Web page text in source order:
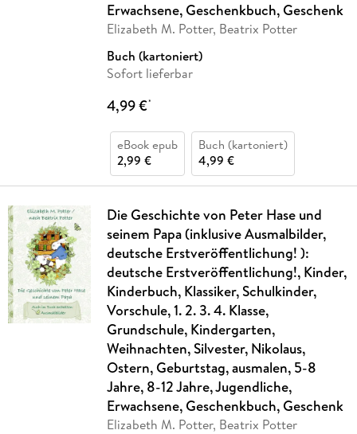
Erwachsene, Geschenkbuch, Geschenk
Elizabeth M. Potter, Beatrix Potter
Buch (kartoniert)
Sofort lieferbar
4,99 €*
eBook epub
2,99 €
Buch (kartoniert)
4,99 €
Die Geschichte von Peter Hase und
seinem Papa (inklusive Ausmalbilder,
deutsche Erstveröffentlichung! ):
deutsche Erstveröffentlichung!, Kinder,
Kinderbuch, Klassiker, Schulkinder,
Vorschule, 1. 2. 3. 4. Klasse,
Grundschule, Kindergarten,
Weihnachten, Silvester, Nikolaus,
Ostern, Geburtstag, ausmalen, 5-8
Jahre, 8-12 Jahre, Jugendliche,
Erwachsene, Geschenkbuch, Geschenk
Elizabeth M. Potter, Beatrix Potter